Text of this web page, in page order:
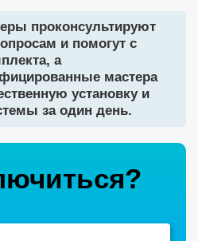
проконсультируют
и помогут с
а
мастера
установку и
за один день.